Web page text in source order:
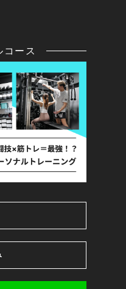
ース